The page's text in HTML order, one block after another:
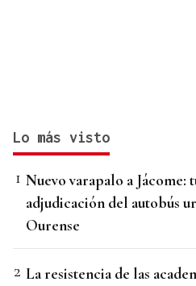
Lo más visto
Nuevo varapalo a Jácome:
adjudicación del autobús
Ourense
La resistencia de las